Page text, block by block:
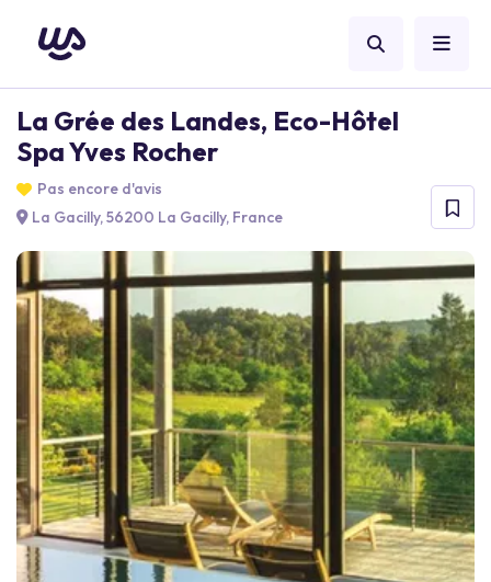
La Grée des Landes, Eco-Hôtel
Spa Yves Rocher
Pas encore d'avis
La Gacilly, 56200 La Gacilly, France